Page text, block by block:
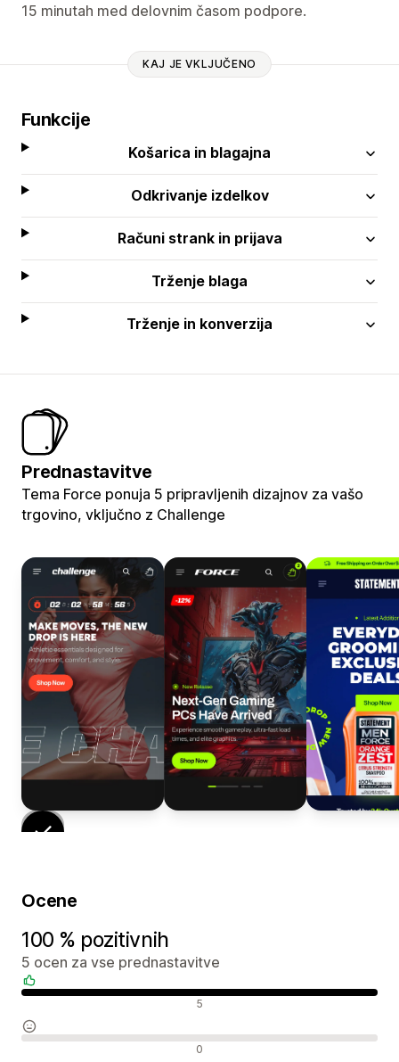
15 minutah med delovnim časom podpore.
KAJ JE VKLJUČENO
Funkcije
Košarica in blagajna
Odkrivanje izdelkov
Računi strank in prijava
Trženje blaga
Trženje in konverzija
Prednastavitve
Tema Force ponuja 5 pripravljenih dizajnov za vašo
trgovino, vključno z Challenge
Ocene
100 % pozitivnih
5 ocen za vse prednastavitve
5
0